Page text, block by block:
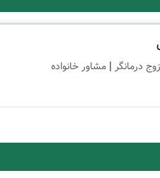
زوج درمانگر | مشاور خانواده